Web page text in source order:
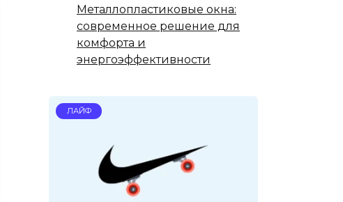
Металлопластиковые окна:
современное решение для
комфорта и
энергоэффективности
ЛАЙФ